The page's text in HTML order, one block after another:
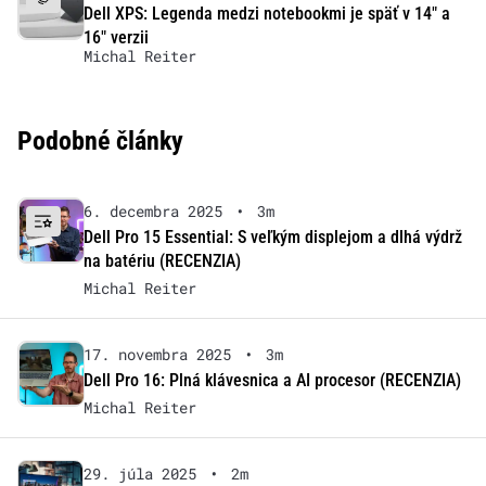
Dell XPS: Legenda medzi notebookmi je späť v 14″ a
16″ verzii
Michal Reiter
Podobné články
6. decembra 2025 •
3m
Dell Pro 15 Essential: S veľkým displejom a dlhá výdrž
na batériu (RECENZIA)
Michal Reiter
17. novembra 2025 •
3m
Dell Pro 16: Plná klávesnica a AI procesor (RECENZIA)
Michal Reiter
29. júla 2025 •
2m